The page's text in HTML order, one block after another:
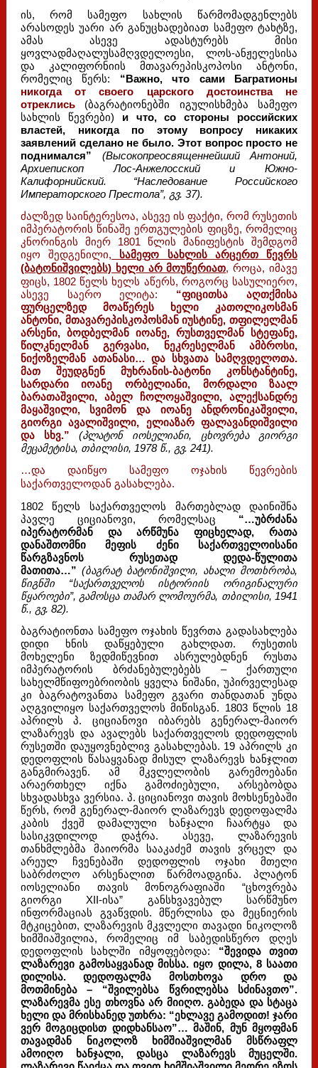
ის, რომ სამეფო სახლის წარმომადგენლებს
არასოდეს უარი არ განუცხადებიათ სამეფო ტახტზე,
ამას ასევე ადასტურებს მისი
ყოვლადმაღალუსამღვდელოესი, ლოს-ანჟელესისა
და კალიფორნიის მთავარეპისკოპოსი ანტონი,
რომელიც წერს: “Важно, что сами Багратионы
никогда от своего царского достоинства не
отреклись
(ბაგრატიონებში იგულისხმება სამეფო
სახლის წევრები) и что, со стороны российских
властей, никогда по этому вопросу никаких
заявлений сделано не было. Этот вопрос просто не
поднимался”
(Высокопреосвященнейший Антоний,
Архиепископ Лос-Анжелосский и Южно-
Калифорнийский. “Наследование Российского
Императорского Престола”, გვ. 37).
ძალზედ საინტერესოა, ასევე ის ფაქტი, რომ რუსეთის
იმპერატორის წინაშე ერთგულების ფიცზე, რომელიც
კნორინგის მიერ 1801 წლის მანიფესტის შემდგომ
იყო შედგენილი, სამეფო სახლის არცერთ წევრს
(ბატონიშვილებს) ხელი არ მოუწერიათ, როცა, იმავე
ფიცს, 1802 წელს ხელს აწერს, როგორც სასულიერო,
ასევე საერო ელიტა:
“ფიცითსა აღთქმისა
ფურცელზედ მოაწერეს ხელი კათოლიკოსმან
ანტონი, მთავარეპისკოპოსმან იუსტინე, თფილელმან
არსენი, ბოდბელმან იოანე, რუსთველმან სტეფანე,
წილკნელმან გერვასი, ნეკრესელმან ამბროსი,
ნიქოზელმან ათანასი… და სხვათა სამღვდელოთა.
მათ შეუდგნენ მუხრანის-ბატონი კონსტანტინე,
სარდარი იოანე ორბელიანი, მორდალი ზაალ
ბარათაშვილი, აბელ ჩოლოყაშვილი, ალექსანდრე
მაყაშვილი, სვიმონ და იოანე ანდრონიკაშვილი,
გიორგი ავალიშვილი, ელიაზარ ფალავანდიშვილი
და სხვ.”
(პლატონ იოსელიანი, ცხოვრება გიორგი
მეცამეტისა, თბილისი, 1978 წ., გვ. 241).
…და დაიწყო სამეფო ოჯახის წევრების
საქართველოდან გასახლება.
1802 წელს საქართველოს მართებლად დაინიშნა
პავლე ციციანოვი, რომელსაც “…უბრძანა
იპერატორმან და არწმუნა ფიცხელად, რათა
დანაშთომნი მეფის ძენი საქართველოისანი
წარგზავნოს რუსეთად დედა-წულითა
მათითა…” (ბაგრატ ბატონიშვილი, ახალი მოთხრობა,
წიგნში “საქართველოს ისტორიის ორიგინალური
წყაროები”, გამოსცა თამარ ლომოურმა, თბილისი, 1941
წ., გვ. 82).
ბაგრატიონთა სამეფო ოჯახის წევრთა გადასახლება
დიდი ხნის დაწყებული გახლდათ. რუსეთის
მოხელენი ზედმიწევნით ასრულებდნენ რუსთა
იმპერატორის ბრძანებულებებს – ქართული
სახელმწიფოებრიობის ყველა ნიშანი, უპირველესად
კი ბაგრატოვანთა სამეფო გვარი თანდათან უნდა
აღგვილიყო საქართველოს მიწისგან. 1803 წლის 18
აპრილს პ. ციციანოვი იბარებს გენერალ-მაიორ
ლაზარევს და ავალებს საქართველოს დედოფლის
რუსეთში დაუყოვნებლივ გასახლებას. 19 აპრილს კი
დედოფლის წასაყვანად მისულ ლაზარევს ხანჯლით
განგმირავენ. ამ მკვლელობის გარემოებანი
არაერთხელ იქნა გამოძიებული, არსებობდა
სხვადასხვა ვერსია. პ. ციციანოვი თავის მოხსენებაში
წერს, რომ გენერალ-მაიორ ლაზარევს დედოფალმა
კაბის ქვეშ დამალული ხანჯალი ჩაარტყა და
სასიკვდილოდ დაჭრა. ასევე, ლაზარევის
თანხმლებმა მაიორმა სააკაძემ თავის ვრცელ და
არეულ ჩვენებაში დედოფლის ოჯახი მთელი
საბრძოლო არსენალით წარმოადგინა. პლატონ
იოსელიანი თავის მონოგრაფიაში “ცხოვრება
გიორგი XII-ისა” განსხვავებულ სარწმუნო
ინფორმაციას გვაწვდის. მწერლისა და მეცნიერის
მტკიცებით, ლაზარევის მკვლელი თავადი ნიკოლოზ
ხიმშიაშვილია, რომელიც იმ საბედისწერო დღეს
დედოფლის სახლში იმყოფებოდა: “შევიდა თვით
ლაზარევი გამოსაყვანად მისსა. იყო დილა, 8 საათი
დილისა. დედოფალმა მოსთხოვა დრო და
მოთმინება – “შვილებსა წვრილებსა სძინავთო”.
ლაზარევმა ესე თხოვნა არ მიიღო. გაბედა და სტაცა
ხელი და მრისხანედ უთხრა: “ეხლავე გამოდით! ჯარი
ვერ მოგიცდისთ დიდხანსაო”… მაშინ, მუნ მყოფმან
თავადმან ნიკოლოზ ხიმშიაშვილმან მსწრაფლ
ამოიღო ხანჯალი, დასცა ლაზარევს მუცელში.